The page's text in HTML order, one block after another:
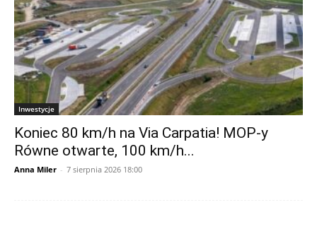
Inwestycje
Koniec 80 km/h na Via Carpatia! MOP-y
Równe otwarte, 100 km/h...
Anna Miler - 7 sierpnia 2026 18:00